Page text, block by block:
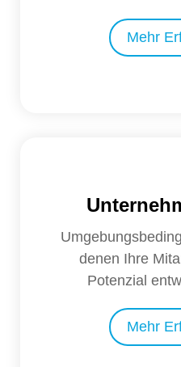
Mehr
denen Ihre
Potenzial
Mehr